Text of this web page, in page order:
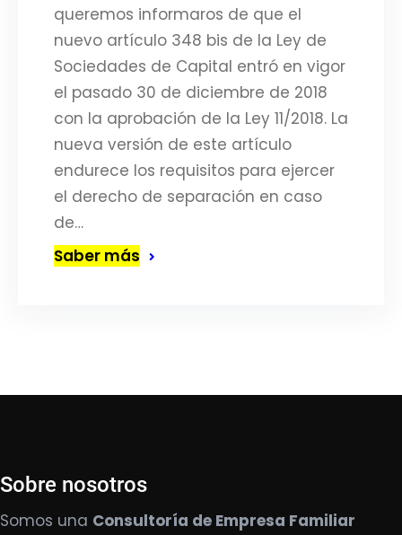
queremos informaros de que el
nuevo artículo 348 bis de la Ley de
Sociedades de Capital entró en vigor
el pasado 30 de diciembre de 2018
con la aprobación de la Ley 11/2018. La
nueva versión de este artículo
endurece los requisitos para ejercer
el derecho de separación en caso
de…
Saber más
Sobre nosotros
Somos una Consultoría de Empresa Familiar